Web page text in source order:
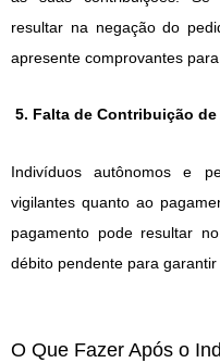
resultar na negação do
apresente comprovantes
5. Falta de Contribuição
Indivíduos autônomos e
vigilantes quanto ao
pagamento pode resultar
débito pendente para garantir
O Que Fazer Após o